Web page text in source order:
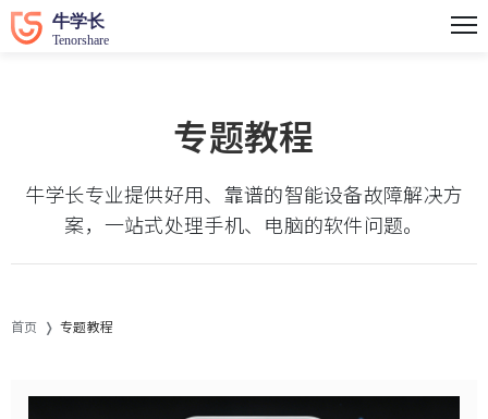
专题教程
牛学长专业提供好用、靠谱的智能设备故障解决方
案，一站式处理手机、电脑的软件问题。
首页 专题教程